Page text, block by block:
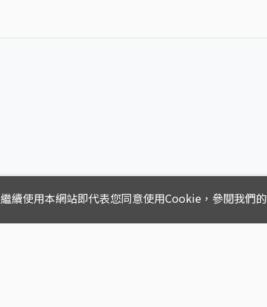
繼續使用本網站即代表您同意使用Cookie，參閱我們的